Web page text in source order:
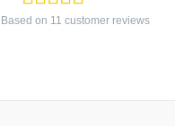
Based on 11 customer reviews